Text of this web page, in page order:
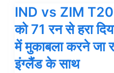
IND vs ZIM T20:
को 71 रन से हरा
में मुकाबला करने जा
इंग्लैंड के साथ